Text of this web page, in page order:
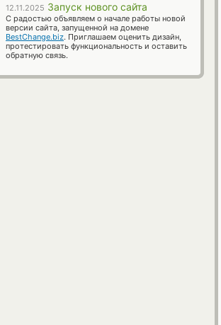
12.11.2025 Запуск нового сайта
С радостью объявляем о начале работы новой
версии сайта, запущенной на домене
BestChange.biz. Приглашаем оценить дизайн,
протестировать функциональность и оставить
обратную связь.